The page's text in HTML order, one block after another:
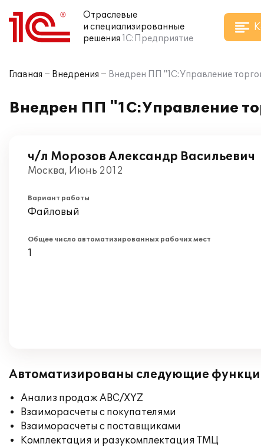
Отраслевые
и специализированные
решения 1С:Предприятие
Главная Внедрения Внедрен ПП "1C:Управление
Внедрен ПП "1C:Управление
ч/л Морозов Александр Васильевич
Москва, Июнь 2012
Вариант работы
Файловый
Общее число автоматизированных рабочих мест
1
Автоматизированы следующие
Анализ продаж ABC/XYZ
Взаиморасчеты с покупателями
Взаиморасчеты с поставщиками
Комплектация и разукомплектация ТМЦ